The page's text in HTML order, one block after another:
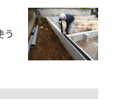
う